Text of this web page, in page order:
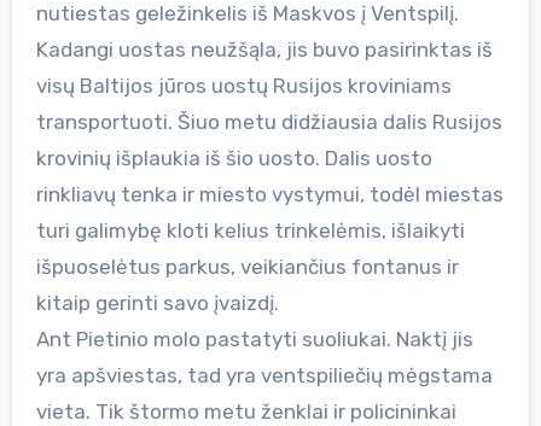
nutiestas geležinkelis iš Maskvos į Ventspilį.
Kadangi uostas neužšąla, jis buvo pasirinktas iš
visų Baltijos jūros uostų Rusijos kroviniams
transportuoti. Šiuo metu didžiausia dalis Rusijos
krovinių išplaukia iš šio uosto. Dalis uosto
rinkliavų tenka ir miesto vystymui, todėl miestas
turi galimybę kloti kelius trinkelėmis, išlaikyti
išpuoselėtus parkus, veikiančius fontanus ir
kitaip gerinti savo įvaizdį.
Ant Pietinio molo pastatyti suoliukai. Naktį jis
yra apšviestas, tad yra ventspiliečių mėgstama
vieta. Tik štormo metu ženklai ir policininkai